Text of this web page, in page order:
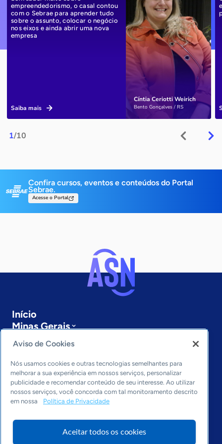
1/10
Cíntia Ceriotti Weirich
Bento Gonçalves / RS
empreendedorismo, o casal contou
com o Sebrae para aprender tudo
sobre o assunto, colocar o negócio
nos eixos e ainda abrir uma nova
empresa
Saiba mais
Confira cursos, eventos e conteúdos do Portal
Sebrae.
Acesse o Portal
Início
Minas Gerais
Sobre a ASN
Últimas notícias
Entre em contato
Editorias
Economia & Política
Inovação & Tecnologia
Cultura empreendedora
Arquivo
Aviso de Cookies
Nós usamos cookies e outras tecnologias semelhantes para
melhorar a sua experiência em nossos serviços, personalizar
publicidade e recomendar conteúdo de seu interesse. Ao utilizar
nossos serviços, você concorda com tal monitoramento descrito
em nossa
Política de Privacidade
Aceitar todos os cookies